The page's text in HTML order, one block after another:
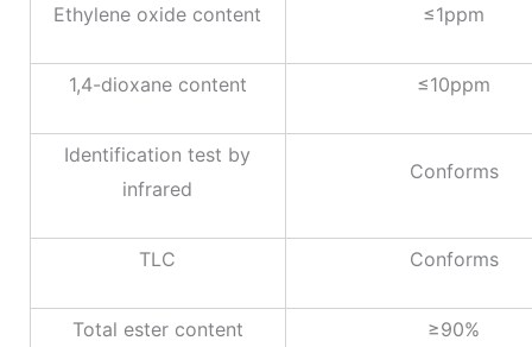
Ethylene oxide content ≤1ppm
1,4-dioxane content ≤10ppm
Identification test by
infrared
Conforms
TLC Conforms
Total ester content ≥90%